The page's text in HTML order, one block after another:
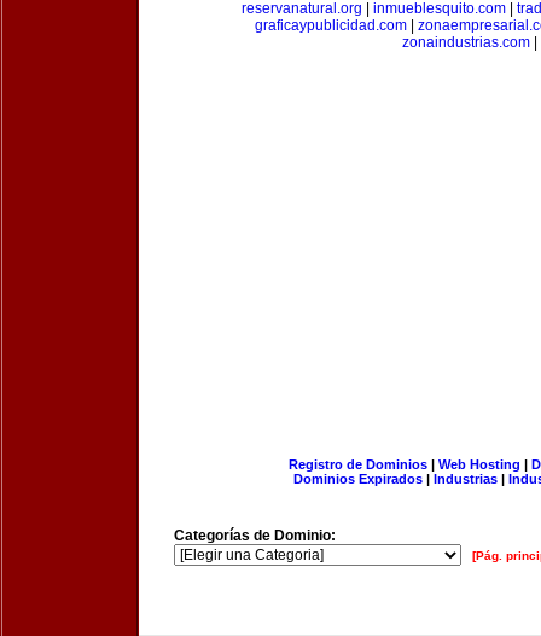
reservanatural.org
inmueblesquito.com
graficaypublicidad.com
zonaindustrias.com
Registro de Dominios| Web Hosting |
Dominios Expirados | Industrias |
Categorías de Dominio:
[Pág.